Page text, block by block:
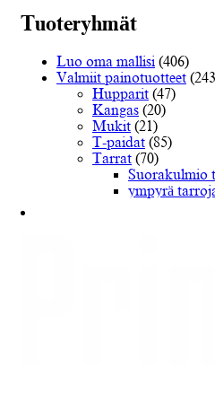
Tuoteryhmät
Luo oma mallisi (406)
Valmiit painotuotteet
Hupparit (47)
Kangas (20)
Mukit (21)
T-paidat (85)
Tarrat (70)
Suorakulmio
ympyrä